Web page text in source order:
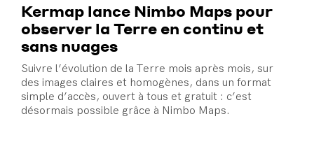
Kermap lance Nimbo Maps pour
observer la Terre en continu et
sans nuages
Suivre l’évolution de la Terre mois après mois, sur
des images claires et homogènes, dans un format
simple d’accès, ouvert à tous et gratuit : c’est
désormais possible grâce à Nimbo Maps.